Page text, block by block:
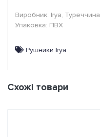
Виробник: Irya, Туреччина
Упаковка: ПВХ
Рушники Irya
Схожі товари